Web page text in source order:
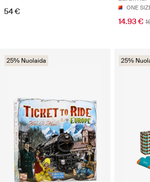
54 € ONE
14.93 €
25% Nuolaida 25%